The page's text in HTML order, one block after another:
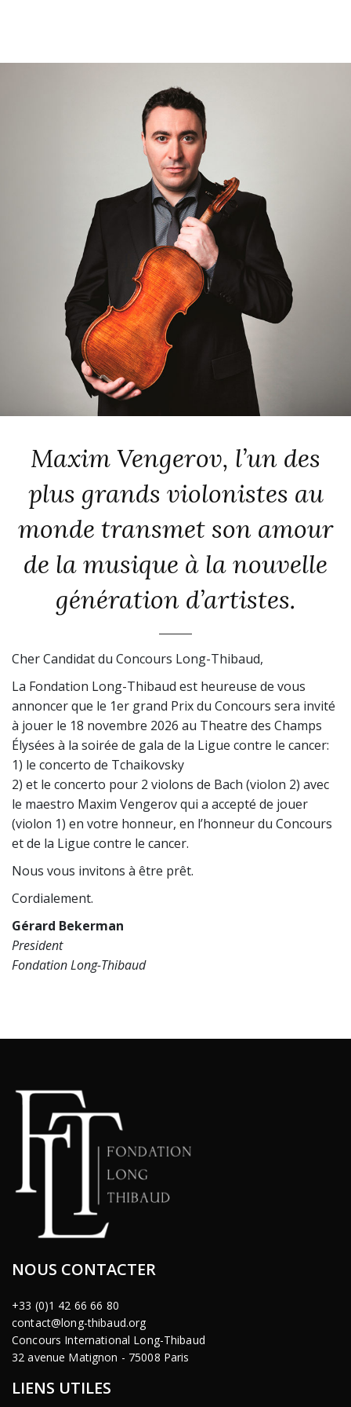
Maxim Vengerov, l’un des
plus grands violonistes au
monde transmet son amour
de la musique à la nouvelle
génération d’artistes.
Cher Candidat du Concours Long-Thibaud,
La Fondation Long-Thibaud est heureuse de vous
annoncer que le 1er grand Prix du Concours sera invité
à jouer le 18 novembre 2026 au Theatre des Champs
Élysées à la soirée de gala de la Ligue contre le cancer:
1) le concerto de Tchaikovsky
2) et le concerto pour 2 violons de Bach (violon 2) avec
le maestro Maxim Vengerov qui a accepté de jouer
(violon 1) en votre honneur, en l’honneur du Concours
et de la Ligue contre le cancer.
Nous vous invitons à être prêt.
Cordialement.
Gérard Bekerman
President
Fondation Long-Thibaud
NOUS CONTACTER
+33 (0)1 42 66 66 80
contact@long-thibaud.org
Concours International Long-Thibaud
32 avenue Matignon - 75008 Paris
LIENS UTILES